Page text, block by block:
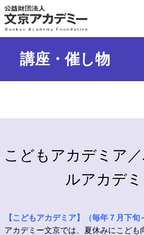
講座・催し物
こどもアカデミア
ルアカデ
【こどもアカデミア】（毎年７月下旬
アカデミー文京では、夏休みにこども